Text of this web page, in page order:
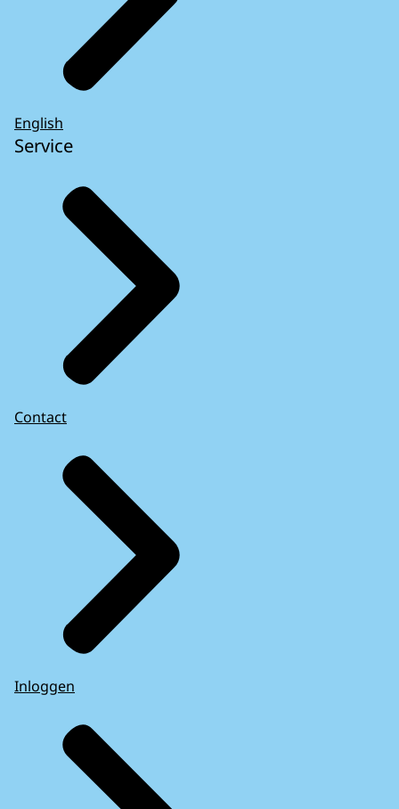
English
Service
Contact
Inloggen